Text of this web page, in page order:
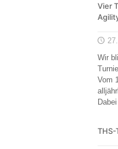
Vier
Wir
Vom